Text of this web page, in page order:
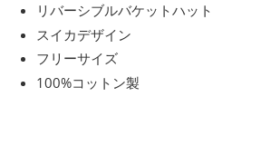
リバーシブルバケットハット
スイカデザイン
フリーサイズ
100%コットン製